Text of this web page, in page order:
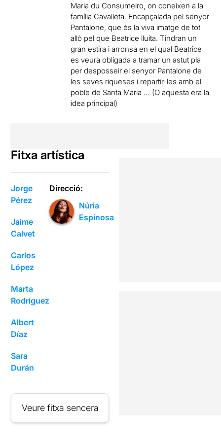
Maria du Consumeiro, on coneixen a la
família Cavalleta. Encapçalada pel senyor
Pantalone, que és la viva imatge de tot
allò pel que Beatrice lluita. Tindran un
gran estira i arronsa en el qual Beatrice
es veurà obligada a tramar un astut pla
per desposseir el senyor Pantalone de
les seves riqueses i repartir-les amb el
poble de Santa Maria … (O aquesta era la
idea principal)
Fitxa artística
Jorge
Pérez
Jaime
Calvet
Carlos
López
Marta
Rodríguez
Albert
Díaz
Sara
Durán
Direcció:
Núria
Espinosa
Veure fitxa sencera